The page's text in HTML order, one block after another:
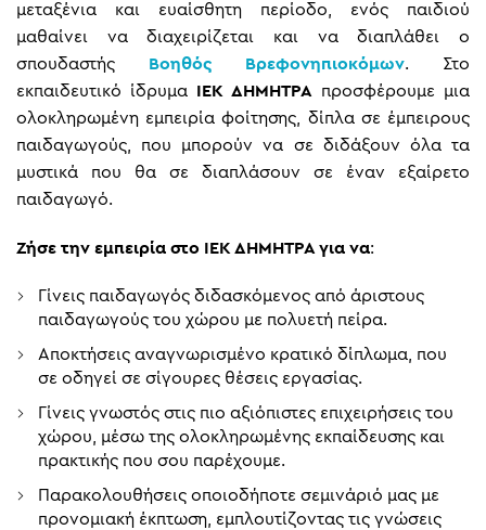
μεταξένια και ευαίσθητη περίοδο, ενός παιδιού
μαθαίνει να διαχειρίζεται και να διαπλάθει ο
σπουδαστής Βοηθός Βρεφονηπιοκόμων. Στο
εκπαιδευτικό ίδρυμα ΙΕΚ ΔΗΜΗΤΡΑ προσφέρουμε μια
ολοκληρωμένη εμπειρία φοίτησης, δίπλα σε έμπειρους
παιδαγωγούς, που μπορούν να σε διδάξουν όλα τα
μυστικά που θα σε διαπλάσουν σε έναν εξαίρετο
παιδαγωγό.
Ζήσε την εμπειρία στο ΙΕΚ ΔΗΜΗΤΡΑ για να:
Γίνεις παιδαγωγός διδασκόμενος από άριστους
παιδαγωγούς του χώρου με πολυετή πείρα.
Αποκτήσεις αναγνωρισμένο κρατικό δίπλωμα, που
σε οδηγεί σε σίγουρες θέσεις εργασίας.
Γίνεις γνωστός στις πιο αξιόπιστες επιχειρήσεις του
χώρου, μέσω της ολοκληρωμένης εκπαίδευσης και
πρακτικής που σου παρέχουμε.
Παρακολουθήσεις οποιοδήποτε σεμινάριό μας με
προνομιακή έκπτωση, εμπλουτίζοντας τις γνώσεις